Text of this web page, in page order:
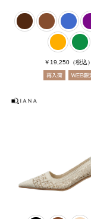
￥19,250 （税込）